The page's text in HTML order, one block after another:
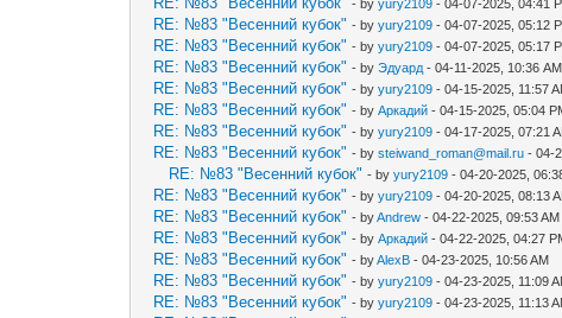
- byyury2109 - 04-07-2025, 04:41
RE: №83 "Весенний кубок" - byyury2109 - 04-07-2025, 05:12
RE: №83 "Весенний кубок" - byyury2109 - 04-07-2025, 05:17
RE: №83 "Весенний кубок" - byЭдуард - 04-11-2025, 10:36 AM
RE: №83 "Весенний кубок" - byyury2109 - 04-15-2025, 11:57
RE: №83 "Весенний кубок" - byАркадий - 04-15-2025, 05:04
RE: №83 "Весенний кубок" - byyury2109 - 04-17-2025, 07:21
RE: №83 "Весенний кубок" - bysteiwand_roman@mail.ru - 04-
RE: №83 "Весенний кубок" - byyury2109 - 04-20-2025,
RE: №83 "Весенний кубок" - byyury2109 - 04-20-2025, 08:13
RE: №83 "Весенний кубок" - byAndrew - 04-22-2025, 09:53 AM
RE: №83 "Весенний кубок" - byАркадий - 04-22-2025, 04:27
RE: №83 "Весенний кубок" - byAlexB - 04-23-2025, 10:56 AM
RE: №83 "Весенний кубок" - byyury2109 - 04-23-2025, 11:09
RE: №83 "Весенний кубок" - byyury2109 - 04-23-2025, 11:13